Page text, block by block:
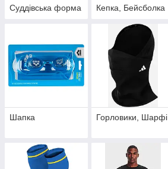
Суддівська форма Кепка, Бейсболка
Шапка Горловики, Шарфі